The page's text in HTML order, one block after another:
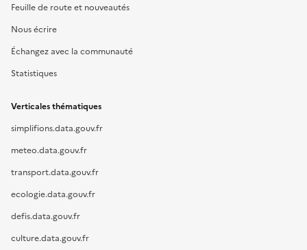
Feuille de route et nouveautés
Nous écrire
Échangez avec la communauté
Statistiques
Verticales thématiques
simplifions.data.gouv.fr
meteo.data.gouv.fr
transport.data.gouv.fr
ecologie.data.gouv.fr
defis.data.gouv.fr
culture.data.gouv.fr